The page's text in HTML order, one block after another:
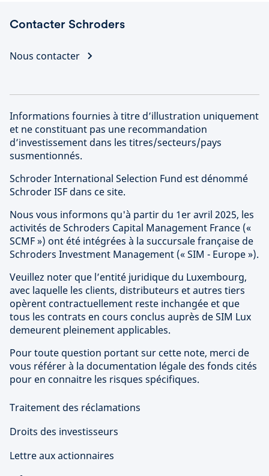
Contacter Schroders
Nous contacter
Informations fournies à titre d’illustration uniquement
et ne constituant pas une recommandation
d’investissement dans les titres/secteurs/pays
susmentionnés.
Schroder International Selection Fund est dénommé
Schroder ISF dans ce site.
Nous vous informons qu'à partir du 1er avril 2025, les
activités de Schroders Capital Management France («
SCMF ») ont été intégrées à la succursale française de
Schroders Investment Management (« SIM - Europe »).
Veuillez noter que l’entité juridique du Luxembourg,
avec laquelle les clients, distributeurs et autres tiers
opèrent contractuellement reste inchangée et que
tous les contrats en cours conclus auprès de SIM Lux
demeurent pleinement applicables.
Pour toute question portant sur cette note, merci de
vous référer à la documentation légale des fonds cités
pour en connaitre les risques spécifiques.
Traitement des réclamations
Droits des investisseurs
Lettre aux actionnaires